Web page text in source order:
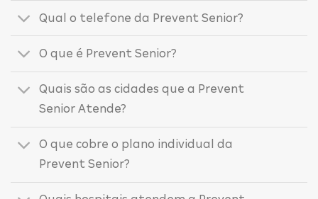
Qual o telefone da Prevent Senior?
O que é Prevent Senior?
Quais são as cidades que a Prevent
Senior Atende?
O que cobre o plano individual da
Prevent Senior?